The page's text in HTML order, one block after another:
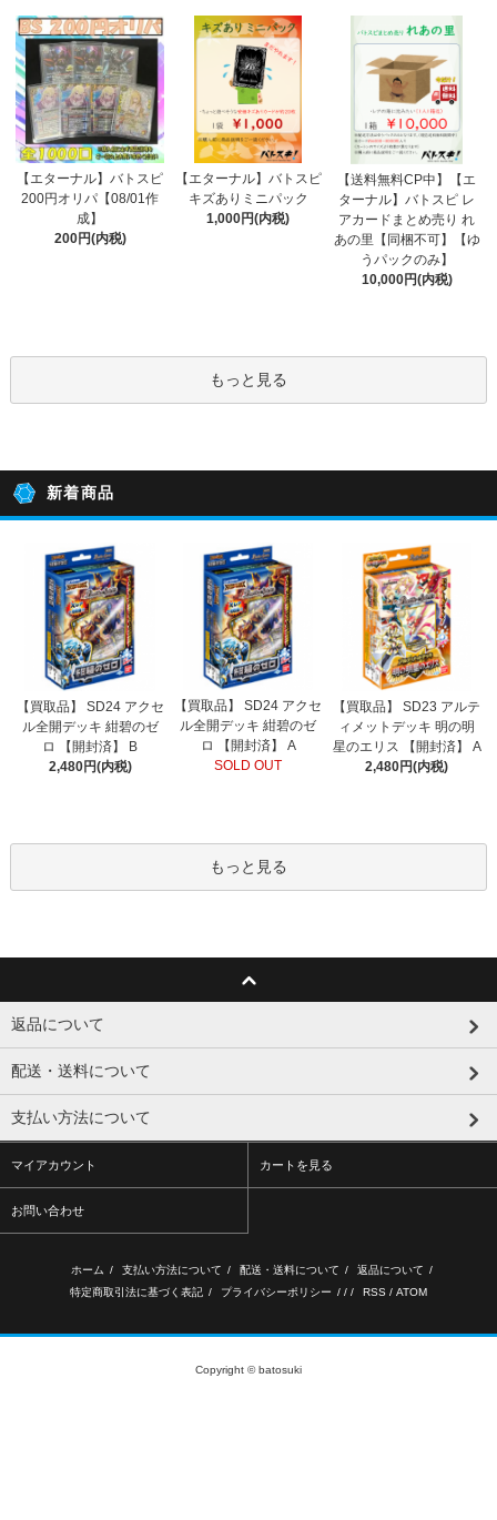
【エターナル】バトスピ
200円オリパ【08/01作
成】
200円(内税)
【エターナル】バトスピ
キズありミニパック
1,000円(内税)
【送料無料CP中】【エ
ターナル】バトスピ レ
アカードまとめ売り れ
あの里【同梱不可】【ゆ
うパックのみ】
10,000円(内税)
もっと見る
新着商品
【買取品】 SD24 アクセ
ル全開デッキ 紺碧のゼ
ロ 【開封済】 B
2,480円(内税)
【買取品】 SD24 アクセ
ル全開デッキ 紺碧のゼ
ロ 【開封済】 A
SOLD OUT
【買取品】 SD23 アルテ
ィメットデッキ 明の明
星のエリス 【開封済】 A
2,480円(内税)
もっと見る
返品について
配送・送料について
支払い方法について
マイアカウント カートを見る
お問い合わせ
ホーム / 支払い方法について / 配送・送料について / 返品について /
特定商取引法に基づく表記 / プライバシーポリシー / / / RSS / ATOM
Copyright © batosuki